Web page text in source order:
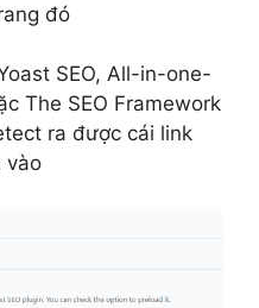
đó
SEO, All-in-one-
The SEO Framework
ra được cái link
vào